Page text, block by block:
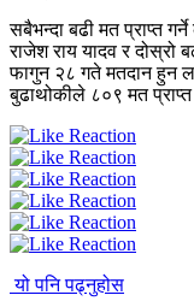
सबैभन्दा बढी मत प्राप्त
राजेश राय यादव र दोस्रो
फागुन २८ गते मतदान हुन
बुढाथोकीले ८०९ मत
यो पनि पढ्नुहोस